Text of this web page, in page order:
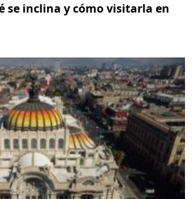
se inclina y cómo visitarla en